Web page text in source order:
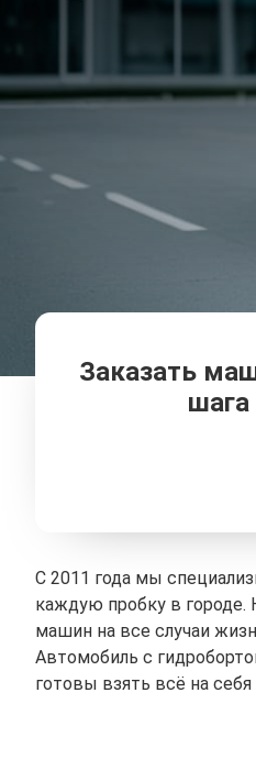
Заказать
шага
C 2011 года мы
каждую пробку в городе.
машин на все случаи
Автомобиль с
готовы взять всё на